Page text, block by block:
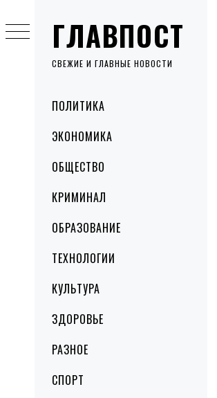
ГЛАВПОСТ
СВЕЖИЕ И ГЛАВНЫЕ НОВОСТИ
MenuПОЛИТИКА
ЭКОНОМИКА
ОБЩЕСТВО
КРИМИНАЛ
ОБРАЗОВАНИЕ
ТЕХНОЛОГИИ
КУЛЬТУРА
ЗДОРОВЬЕ
РАЗНОЕ
СПОРТ
to
content